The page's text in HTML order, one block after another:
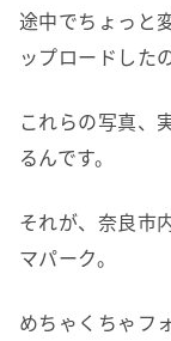
途中でちょっと
ップロードした
これらの写真、
るんです。
それが、奈良市
マパーク。
めちゃくちゃフ